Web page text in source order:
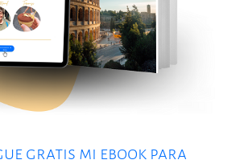
gratis mi ebook para